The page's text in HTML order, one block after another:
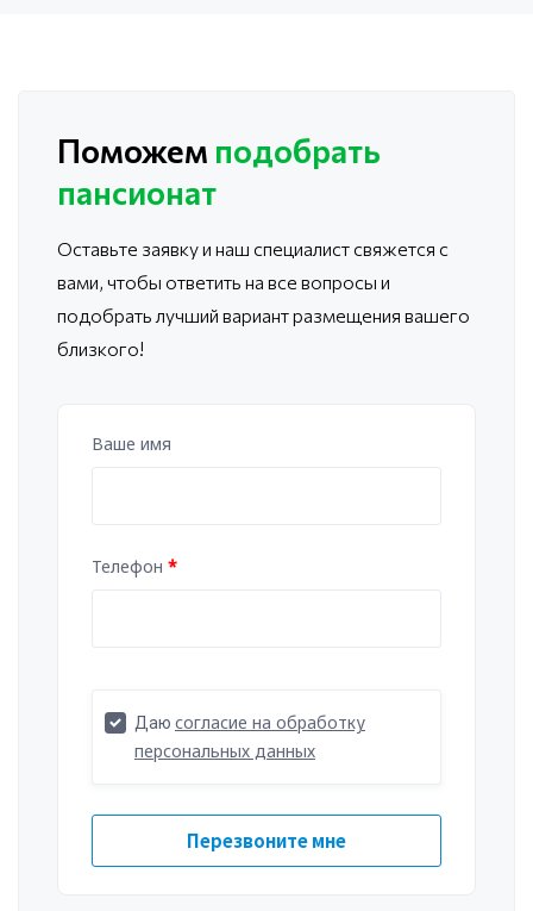
Поможем подобрать
пансионат
Оставьте заявку и наш специалист свяжется с
вами, чтобы ответить на все вопросы и
подобрать лучший вариант размещения вашего
близкого!